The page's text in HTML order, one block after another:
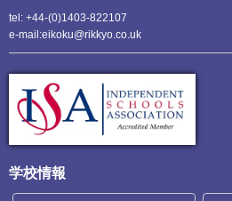
tel: +44-(0)1403-822107
e-mail:eikoku@rikkyo.co.uk
学校情報